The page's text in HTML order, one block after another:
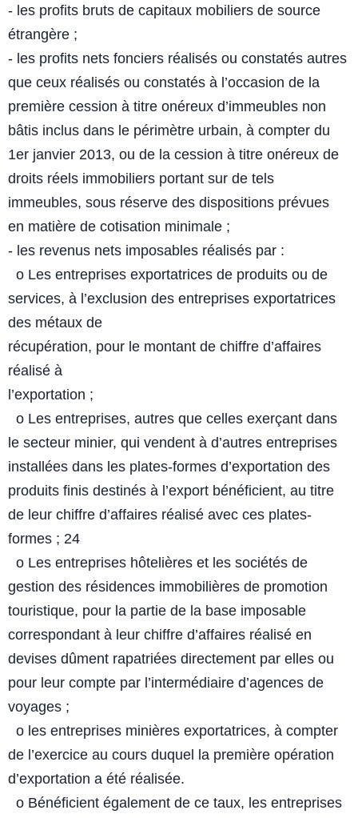
- les profits bruts de capitaux mobiliers de source
étrangère ;
- les profits nets fonciers réalisés ou constatés autres
que ceux réalisés ou constatés à l’occasion de la
première cession à titre onéreux d’immeubles non
bâtis inclus dans le périmètre urbain, à compter du
1er janvier 2013, ou de la cession à titre onéreux de
droits réels immobiliers portant sur de tels
immeubles, sous réserve des dispositions prévues
en matière de cotisation minimale ;
- les revenus nets imposables réalisés par :
o Les entreprises exportatrices de produits ou de
services, à l’exclusion des entreprises exportatrices
des métaux de
récupération, pour le montant de chiffre d’affaires
réalisé à
l’exportation ;
o Les entreprises, autres que celles exerçant dans
le secteur minier, qui vendent à d’autres entreprises
installées dans les plates-formes d’exportation des
produits finis destinés à l’export bénéficient, au titre
de leur chiffre d’affaires réalisé avec ces plates-
formes ; 24
o Les entreprises hôtelières et les sociétés de
gestion des résidences immobilières de promotion
touristique, pour la partie de la base imposable
correspondant à leur chiffre d’affaires réalisé en
devises dûment rapatriées directement par elles ou
pour leur compte par l’intermédiaire d’agences de
voyages ;
o les entreprises minières exportatrices, à compter
de l’exercice au cours duquel la première opération
d’exportation a été réalisée.
o Bénéficient également de ce taux, les entreprises